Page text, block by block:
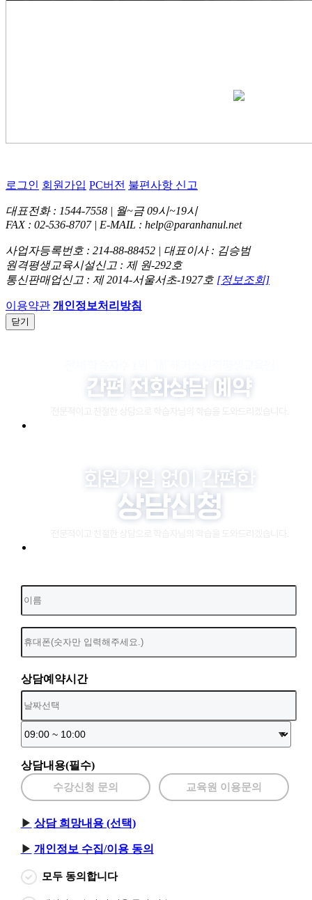
로그인 회원가입 PC버전 불편사항 신고
대표전화 : 1544-7558 | 월~금 09시~19시
FAX : 02-536-8707 | E-MAIL : help@paranhanul.net
사업자등록번호 : 214-88-88452 | 대표이사 : 김승범
원격평생교육시설신고 : 제 원-292호
통신판매업신고 : 제 2014-서울서초-1927호 [정보조회]
이용약관 개인정보처리방침
닫기
상담예약시간
상담내용(필수)
수강신청 문의 교육원 이용문의
상담 희망내용 (선택)
개인정보 수집/이용 동의
모두 동의합니다